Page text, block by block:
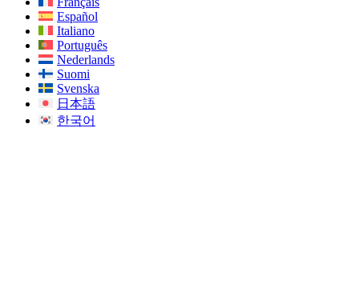
Español
Italiano
Português
Nederlands
Suomi
Svenska
日本語
한국어